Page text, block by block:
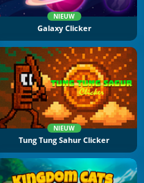
NIEUW
Galaxy Clicker
NIEUW
Tung Tung Sahur Clicker